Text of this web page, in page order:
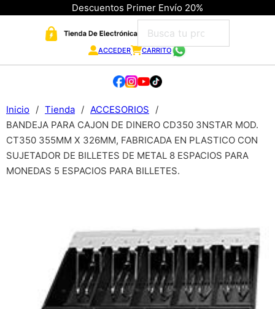
Descuentos Primer Envío 20%
ACCEDER CARRITO
Inicio / Tienda / ACCESORIOS
/
BANDEJA PARA CAJON DE DINERO CD350 3NSTAR MOD.
CT350 355MM X 326MM, FABRICADA EN PLASTICO CON
SUJETADOR DE BILLETES DE METAL 8 ESPACIOS PARA
MONEDAS 5 ESPACIOS PARA BILLETES.